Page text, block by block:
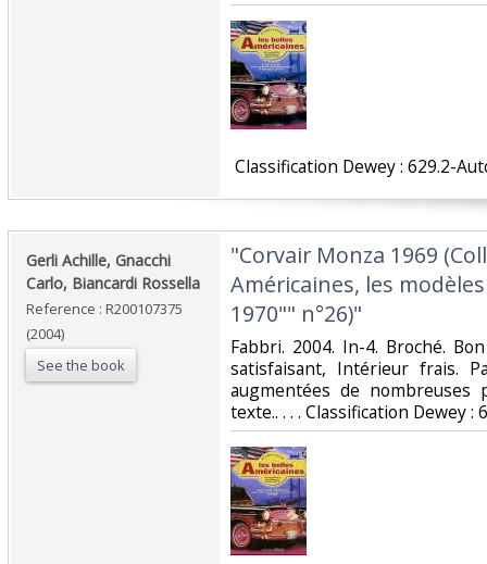
Classification Dewey : 629.2-
‎Gerli Achille, Gnacchi
Carlo, Biancardi Rossella‎
Reference : R200107375
(2004)
See the book
‎"Corvair Monza 1969
Américaines, les
1970"" n°26)"‎
‎Fabbri. 2004. In-4. Broché.
satisfaisant, Intérieur frais.
augmentées de nombreuses
texte.. . . . Classification Dewey :